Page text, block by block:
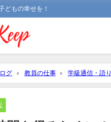
どもの幸せを！
グ 教員の仕事 学級通信・語り